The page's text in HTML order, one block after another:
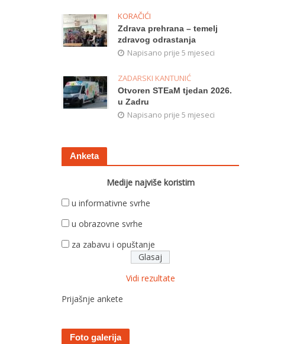
KORAČIĆI
Zdrava prehrana – temelj
zdravog odrastanja
Napisano prije 5 mjeseci
ZADARSKI KANTUNIĆ
Otvoren STEaM tjedan 2026.
u Zadru
Napisano prije 5 mjeseci
Anketa
Medije najviše koristim
u informativne svrhe
u obrazovne svrhe
za zabavu i opuštanje
Vidi rezultate
Prijašnje ankete
Foto galerija